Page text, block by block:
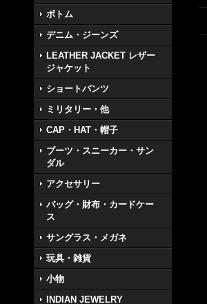
ボトム
デニム・ジーンズ
LEATHER JACKET レザー
ジャケット
ショートパンツ
ミリタリー・他
CAP・HAT・帽子
ブーツ・スニーカー・サン
ダル
アクセサリー
バッグ・財布・カードケー
ス
サングラス・メガネ
玩具・雑貨
小物
INDIAN JEWELRY